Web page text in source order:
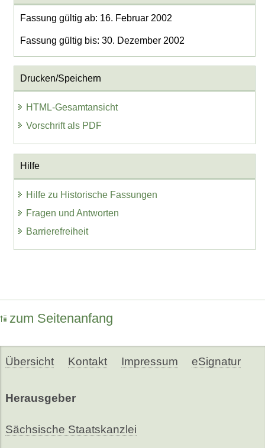
Fassung gültig ab: 16. Februar 2002
Fassung gültig bis: 30. Dezember 2002
Drucken/Speichern
HTML-Gesamtansicht
Vorschrift als PDF
Hilfe
Hilfe zu Historische Fassungen
Fragen und Antworten
Barrierefreiheit
zum Seitenanfang
Übersicht Kontakt Impressum eSignatur
Herausgeber
Sächsische Staatskanzlei